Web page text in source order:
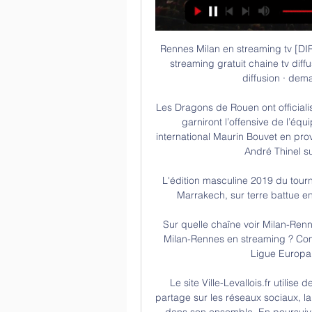
Rennes Milan en streaming tv [DIRECT@VOIR!]Rennes il y a 2 heures — Rennes Milan streaming gratuit chaine tv diffusion 222 Rennes Milan streaming gratuit chaine tv diffusion · demain 18:45 direct · RMC Sport live ...

Les Dragons de Rouen ont officialisé deux nouveaux éléments ces dernières heures qui garniront l’offensive de l’équipe pour la saison 2019/2020 : l’arrivée du jeune international Maurin Bouvet en provenance de Gap et la confirmation de retrouver Marc-André Thinel sur la glace pour une ultime saison.

L'édition masculine 2019 du tournoi de tennis du Maroc se déroule du 8 au 14 avril à Marrakech, sur terre battue en extérieur. Elle appartient à la catégorie ATP 250.

Sur quelle chaîne voir Milan-Rennes en streaming ? il y a 6 jours — Comment voir AC Milan-Rennes en streaming ? Comme pour l'OM plus tôt ce jeudi, le barrage aller de Ligue Europa du Stade Rennais contre l'AC ...

Le site Ville-Levallois.fr utilise des cookies pour le fonctionnement des boutons de partage sur les réseaux sociaux, la mesure d'audience des contenus de son site internet dans son ensemble. En poursuivant votre navigation sur ce site, vous acceptez leur utilisation.

Le 6 juin prochain aura lieu à Laval le premier tour des Championnats canadiens ! Venez encourager l'équipe québécoise au stade Desjardins ⚽

AC Milan - Sur quelle chaîne ou streaming et à quelle heure il y a 8 jours — Rennes se déplace à San Siro pour y affronter l'AC Milan, ce jeudi à 21h, en 16e de finale de Ligue Europa.

Ouibus vous emmène de Strasbourg à Caen au meilleur prix. Siège et bagages compris → WiFi gratuit → Prises électriques. Réservation en ligne gratuite.

Deux Rouches reprennent l’entraînement avec le groupe. Michel Preud’homme pourra-t-il les intégrer dans sa sélection pour la réception de Waasland-Beveren mercredi soir?

Stade Rennes-AC Milan diretta streaming Milan-Rennes 3-0 il y a 2 heures — Stade Rennes-AC Milan diretta streaming Milan-Rennes 3-0: gol e highlights del playoff di - YouTube 22 febbraio 2024 In diretta HD 7 giorni ...

Ouibus couvre plus de 120 destinations en France et en Europe aux Royaume-Uni, en Espagne, en Belgique, aux Pays-Bas, en Suisse et en Italie. En plus de ses lignes de bus permanentes, Ouibus propose des lignes saisonnières: vers les stations de ski en hiver et vers les destinations ensoleillées et les festivals en été. La compagnie lance.

La Coupe de Belgique de football se poursuit en ce week-end du 15 août avec le 3e tour. L’étau se resserre pour les formations issues des divisions amateurs, qui se rapprochent des seizièmes de finale, prévues en septembre face aux formations de la Division 1A.

Pronostic Assyriska BK Aengelholms FF du 07/09/2019 en Division 2 - Vaestra Goetaland – Découvrez les pronostics, les statistiques et les meilleures cotes pour le match de Football Assyriska BK - Aengelholms FF réalisés par les experts sportifs de RueDesJoueurs.

Côte d’Ivoire : les résultats du concours direct des instituteurs adjoints au Cafop disponible (DECO) "La requête introduite par l'opposition auprès de la Cour africaine des drouts de l'homme sur la CEI est jugée recevable" (Bédié) Capacité de mobilisation de militants: "Le …

FC Sochaux-Montbéliard Sochaux. 3 : 1 . Grenoble Foot 38 Grenoble. Faits de jeu. Jean Ruiz Mohamed Sissoko Mohamed Sissoko Jean Ruiz . 89' 89' Mohamed Sissoko Jean Ruiz.

Le démarrage de la saison 2011/2012 est prévu pour le 16 décembre prochain. Pour cette saison, la Ligue Sénégalaise de Football Professionnel (LSFP) a décidé de reprendre la formule à deux poules. ‘’En faisant le bilan de la saison écoulée et en nous projetant sur celle à venir, nous avons voulu être réalistes en…

Revivez les meilleurs moments de Nîmes Olympique - RC Strasbourg Alsace (2 - 2) en vidéo.Ligue 1 Conforama - Saison 2018/2019 -